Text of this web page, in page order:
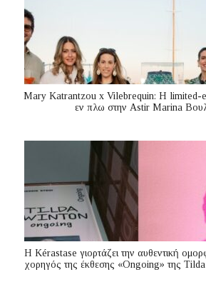
Mary Katrantzou x Vilebrequin: Η limited-
εν πλω στην Astir Marina
Η Kérastase γιορτάζει την αυθεντική
χορηγός της έκθεσης «Ongoing» της